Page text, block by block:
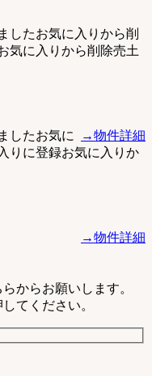
したお気に入りから削
気に入りから削除売土
→物件詳細
したお気に
りに登録お気に入りか
→物件詳細
からお願いします。
てください。